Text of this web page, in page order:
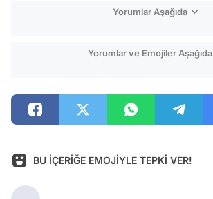
Yorumlar Aşağıda
Yorumlar ve Emojiler Aşağıda
BU İÇERİĞE EMOJİYLE TEPKİ VER!